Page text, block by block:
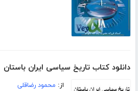
دانلود کتاب تاریخ سیاسی ایران باستان
از: محمود رضاقلی